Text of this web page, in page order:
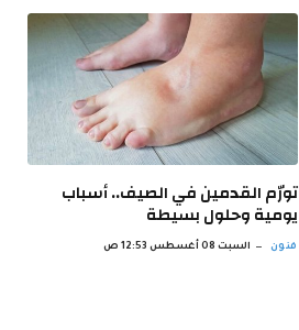
تورّم القدمين في الصيف.. أسباب
يومية وحلول بسيطة
فنون السبت 08 أغسطس 12:53 ص